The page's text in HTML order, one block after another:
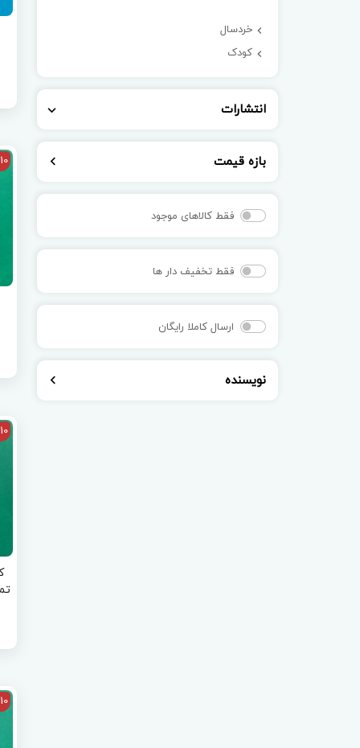
خردسال
کودک
انتشارات
بازه قیمت
فقط کالاهای موجود
فقط تخفیف دار ها
ارسال کاملا رایگان
نویسنده